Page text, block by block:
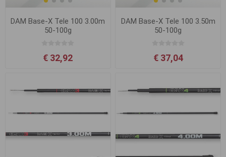
DAM Base-X Tele 100 3.00m
50-100g
€ 32,92
DAM Base-X Tele 100 3.50m
50-100g
€ 37,04